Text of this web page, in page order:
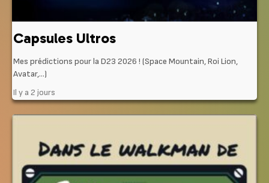
Capsules Ultros
Mes prédictions pour la D23 2026 ! (Space Mountain, Roi Lion,
Avatar,…)
Il y a 2 jours